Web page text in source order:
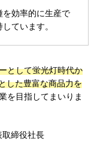
を効率的に生産で
ています。
として蛍光灯時代か
した豊富な商品力を
を目指してまいりま
取締役社長